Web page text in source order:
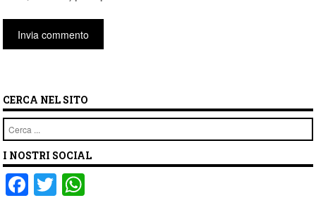
CERCA NEL SITO
Cerca
I NOSTRI SOCIAL
F T